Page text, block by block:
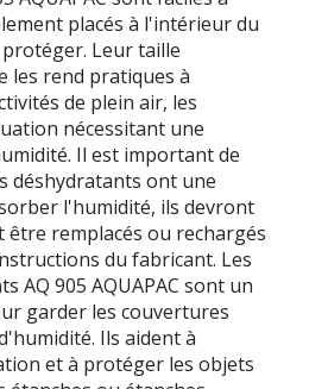
placés à l'intérieur du
Leur taille
les rend pratiques à
de plein air, les
nécessitant une
Il est important de
déshydratants ont une
l'humidité, ils devront
être remplacés ou rechargés
du fabricant. Les
AQ 905 AQUAPAC sont un
garder les couvertures
Ils aident à
et à protéger les objets